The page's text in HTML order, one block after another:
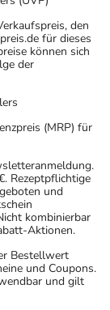
den
für dieses
können sich
der
(MRP) für
Rezeptpflichtige
und
kombinierbar
Aktionen.
Bestellwert
und Coupons.
und gilt